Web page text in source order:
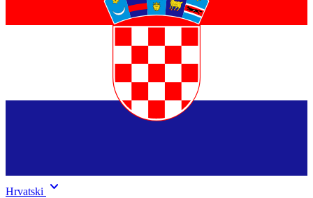
Hrvatski keyboard_arrow_down